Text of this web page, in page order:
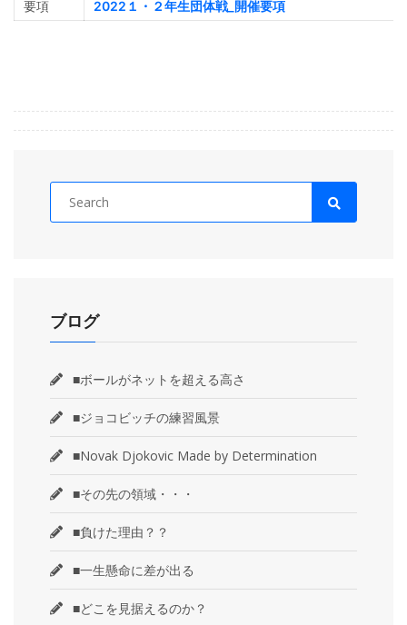
要項
2022１・２年生団体戦_開催要項
Search
ブログ
■ボールがネットを超える高さ
■ジョコビッチの練習風景
■Novak Djokovic Made by Determination
■その先の領域・・・
■負けた理由？？
■一生懸命に差が出る
■どこを見据えるのか？